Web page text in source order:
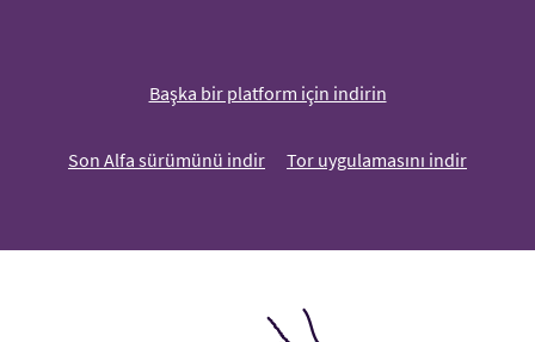
Başka bir platform için indirin
Son Alfa sürümünü indir Tor uygulamasını indir